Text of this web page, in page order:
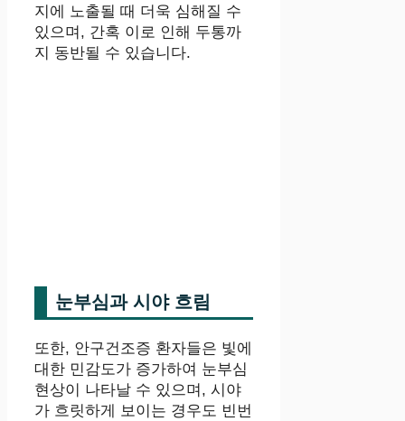
지에 노출될 때 더욱 심해질 수
있으며, 간혹 이로 인해 두통까
지 동반될 수 있습니다.
눈부심과 시야 흐림
또한, 안구건조증 환자들은 빛에
대한 민감도가 증가하여 눈부심
현상이 나타날 수 있으며, 시야
가 흐릿하게 보이는 경우도 빈번